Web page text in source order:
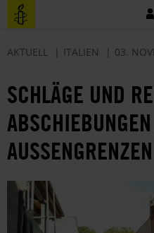
Direkt
zum
Benutzermenü
AKTUELL ITALIEN 03.
SCHLÄGE UND
AUSSENGRENZEN